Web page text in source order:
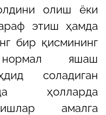
олиш ёки
этиш ҳамда
бир қисмининг
яшаш
соладиган
ҳолларда
амалга